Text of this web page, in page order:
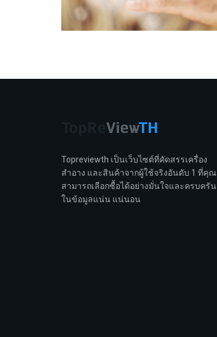
Topreviewth เป็นเว็บไซต์ที่คัดสรรเครื่อง
สำอาง และสินค้าจากผู้ใช้จริงอันดับ 1 ที่คุณ
สามารถเลือกซื้อได้อย่างมั่นใจและครบครัน
ในข้อมูลแน่น แน่นอน